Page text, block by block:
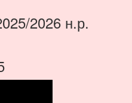
2026 н.р.